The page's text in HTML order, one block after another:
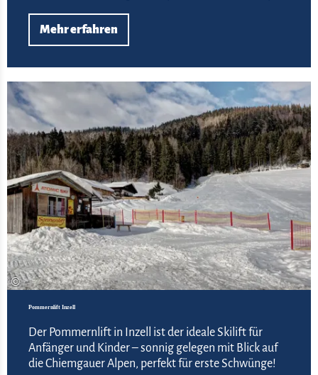
Mehr erfahren
©
Pommernlift Inzell
Der Pommernlift in Inzell ist der ideale Skilift für
Anfänger und Kinder – sonnig gelegen mit Blick auf
die Chiemgauer Alpen, perfekt für erste Schwünge!